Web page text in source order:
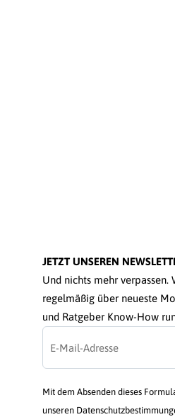
JETZT UNSEREN
Und nichts mehr
regelmäßig über neueste
und Ratgeber Know-How
Mit dem Absenden dieses
unseren